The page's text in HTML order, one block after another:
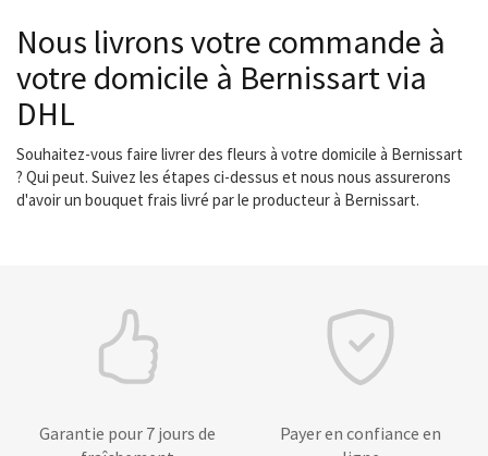
Nous livrons votre commande à
votre domicile à Bernissart via
DHL
Souhaitez-vous faire livrer des fleurs à votre domicile à Bernissart
? Qui peut. Suivez les étapes ci-dessus et nous nous assurerons
d'avoir un bouquet frais livré par le producteur à Bernissart.
Garantie pour 7 jours de
Payer en confiance en